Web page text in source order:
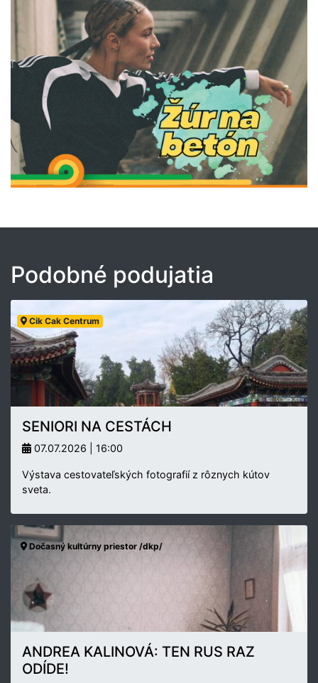
Podobné podujatia
Cik Cak Centrum
SENIORI NA CESTÁCH
07.07.2026 | 16:00
Výstava cestovateľských fotografií z rôznych kútov
sveta.
Dočasný kultúrny priestor /dkp/
ANDREA KALINOVÁ: TEN RUS RAZ
ODÍDE!